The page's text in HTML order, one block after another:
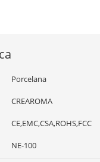
Porcelana
CREAROMA
CE,EMC,CSA,ROHS,FCC
NE-100